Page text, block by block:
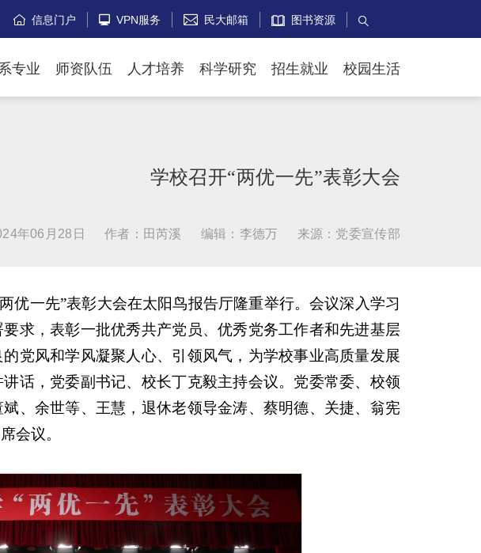
 信息门户  VPN服务  民大邮箱 图书资源 
专业 师资队伍 人才培养 科学研究 招生就业 校园生活
学校召开“两优一先”表彰大会
年06月28日 作者：田芮溪 编辑：李德万 来源：党委宣传部
优一先”表彰大会在太阳鸟报告厅隆重举行。会议深入学习
求，表彰一批优秀共产党员、优秀党务工作者和先进基层
党风和学风凝聚人心、引领风气，为学校事业高质量发展
话，党委副书记、校长丁克毅主持会议。党委常委、校领
、余世等、王慧，退休老领导金涛、蔡明德、关捷、翁宪
会议。